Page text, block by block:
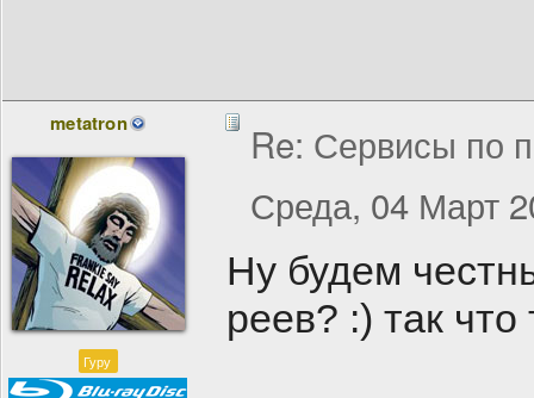
metatron
Гуру
Re: Сервисы по
Среда, 04 Март
Ну будем
реев? :) так